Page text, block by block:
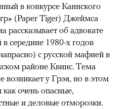
в конкурсе Каннского
(Paper Tiger) Джеймса
рассказывает об адвокате
середине 1980-х годов
с русской мафией в
районе Квинс. Тема
возникает у Грэя, но в этом
очень опасные,
и деловые отморозки.